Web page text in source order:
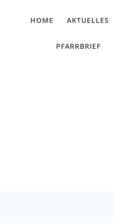
HOME AKTUELLES
PFARRBRIEF